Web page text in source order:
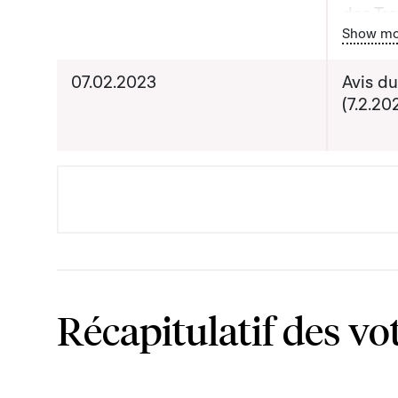
des
Date
de
Show
07.02.2023
Avis
Récapitulatif des